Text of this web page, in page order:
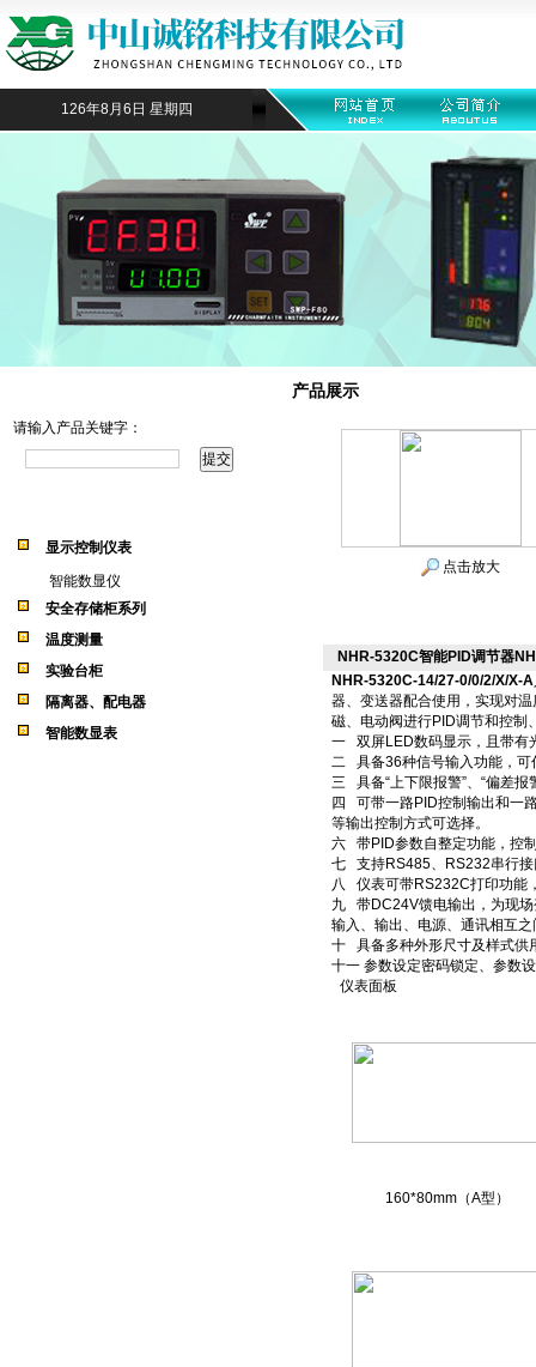
126年8月6日 星期四
请输入产品关键字：
显示控制仪表
智能数显仪
安全存储柜系列
温度测量
实验台柜
隔离器、配电器
智能数显表
产品展示
点击放大
NHR-5320C智能PID调节器
NHR-5320C-14/27-0/0/2/X/X-A
器、变送器配合使用，实现对
磁、电动阀进行PID调节和控制
一 双屏LED数码显示，且带有
二 具备36种信号输入功能，可
三 具备“上下限报警”、“偏差报
四 可带一路PID控制输出和一
等输出控制方式可选择。
六 带PID参数自整定功能，控
七 支持RS485、RS232串行接
八 仪表可带RS232C打印功能
九 带DC24V馈电输出，为现场
输入、输出、电源、通讯相互
十 具备多种外形尺寸及样式供
十一 参数设定密码锁定、参数
仪表面板
160*80mm（A型）